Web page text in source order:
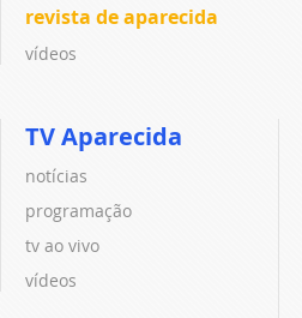
revista de aparecida
vídeos
TV Aparecida
notícias
programação
tv ao vivo
vídeos